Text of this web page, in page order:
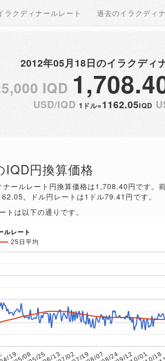
ラクディナールレート 過去のイラクディ
2012年05月18日のイラクディ
IQD
USD/IQD 1ドル=1162.05IQD
IQD円換算価格
ールレート円換算価格は1,708.40円です。
。ドル円レートは1ドル79.41円です。
は以下の通りです。
ルレート
25日平均